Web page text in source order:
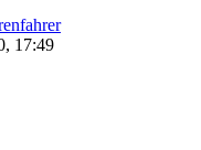
17:49